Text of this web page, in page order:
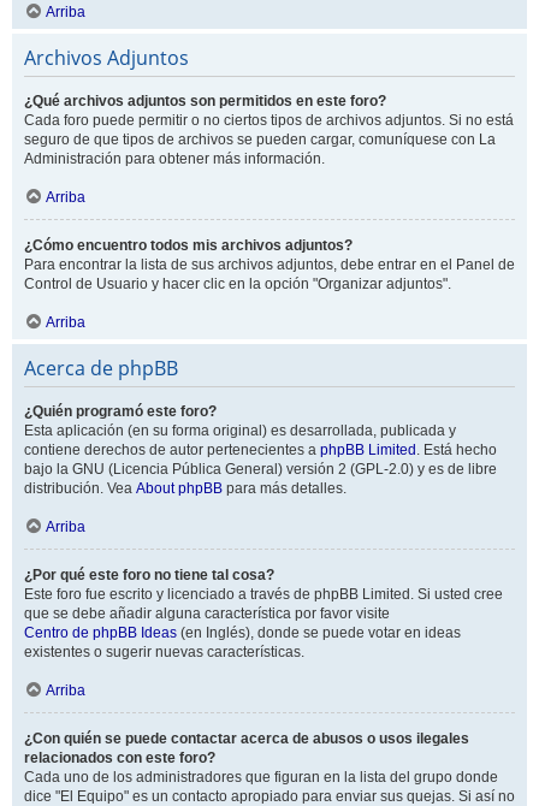
Arriba
Archivos Adjuntos
¿Qué archivos adjuntos son permitidos en este foro?
Cada foro puede permitir o no ciertos tipos de archivos adjuntos. Si no está
seguro de que tipos de archivos se pueden cargar, comuníquese con La
Administración para obtener más información.
Arriba
¿Cómo encuentro todos mis archivos adjuntos?
Para encontrar la lista de sus archivos adjuntos, debe entrar en el Panel de
Control de Usuario y hacer clic en la opción "Organizar adjuntos".
Arriba
Acerca de phpBB
¿Quién programó este foro?
Esta aplicación (en su forma original) es desarrollada, publicada y
contiene derechos de autor pertenecientes a phpBB Limited . Está hecho
bajo la GNU (Licencia Pública General) versión 2 (GPL-2.0) y es de libre
distribución. Vea About phpBB para más detalles.
Arriba
¿Por qué este foro no tiene tal cosa?
Este foro fue escrito y licenciado a través de phpBB Limited. Si usted cree
que se debe añadir alguna característica por favor visite
Centro de phpBB Ideas (en Inglés), donde se puede votar en ideas
existentes o sugerir nuevas características.
Arriba
¿Con quién se puede contactar acerca de abusos o usos ilegales
relacionados con este foro?
Cada uno de los administradores que figuran en la lista del grupo donde
dice "El Equipo" es un contacto apropiado para enviar sus quejas. Si así no